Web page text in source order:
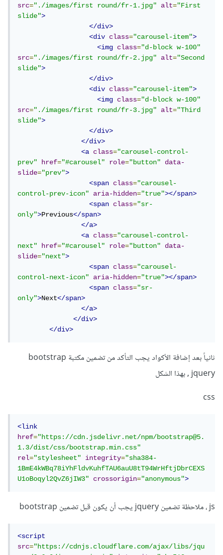
src="./images/first round/fr-1.jpg" alt="First
slide">
</div>
<div
class="carousel-item">
<img
class="d-block w-100"
src="./images/first round/fr-2.jpg" alt="Second
slide">
</div>
<div
class="carousel-item">
<img
class="d-block w-100"
src="./images/first round/fr-3.jpg" alt="Third
slide">
</div>
</div>
<a
class="carousel-control-
prev"
href="#carousel" role="button"
data-
slide="prev">
<span
class="carousel-
control-prev-icon"
aria-hidden="true"></span>
<span
class="sr-
only">Previous</span>
</a>
<a
class="carousel-control-
next"
href="#carousel" role="button"
data-
slide="next">
<span
class="carousel-
control-next-icon"
aria-hidden="true"></span>
<span
class="sr-
only">Next</span>
</a>
</div>
</div>
ثانياً بعد إضافة الأكواد يجب التأكد من تضمين مكتبة bootstrap
, jquery بهذا الشكل
css
<link
href="https://cdn.jsdelivr.net/npm/bootstrap@5.
1.3/dist/css/bootstrap.min.css"
rel="stylesheet" integrity="sha384-
1BmE4kWBq78iYhFldvKuhfTAU6auU8tT94WrHftjDbrCEXS
U1oBoqyl2QvZ6jIW3"
crossorigin="anonymous">
js ، ملاحظة تضمين jquery يجب أن يكون قبل تضمين bootstrap
<script
src="https://cdnjs.cloudflare.com/ajax/libs/jqu